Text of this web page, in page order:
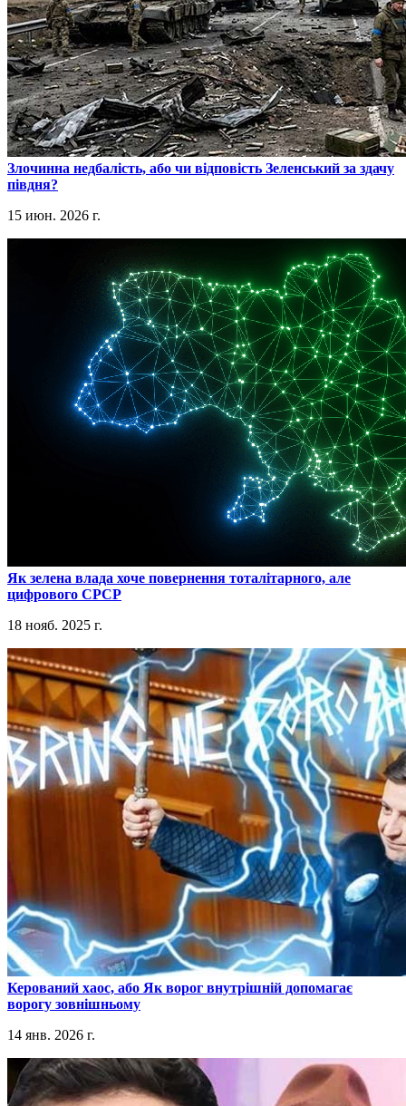
​Злочинна недбалість, або чи відповість Зеленський за здачу
півдня?
15 июн. 2026 г.
​Як зелена влада хоче повернення тоталітарного, але
цифрового СРСР
18 нояб. 2025 г.
​Керований хаос, або Як ворог внутрішній допомагає
ворогу зовнішньому
14 янв. 2026 г.